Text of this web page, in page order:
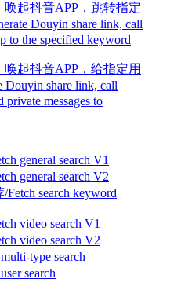
起抖音APP，跳转指定
Douyin share link, call
to the specified keyword
起抖音APP，给指定用
Douyin share link, call
private messages to
general search V1
general search V2
search keyword
video search V1
video search V2
type search
search